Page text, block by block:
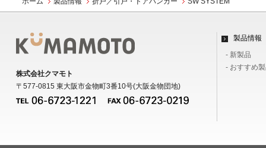
株式会社クマモト
〒577-0815 東大阪市金物町3番10号(大阪金物団地)
製品情報
- 新製品
- おすすめ